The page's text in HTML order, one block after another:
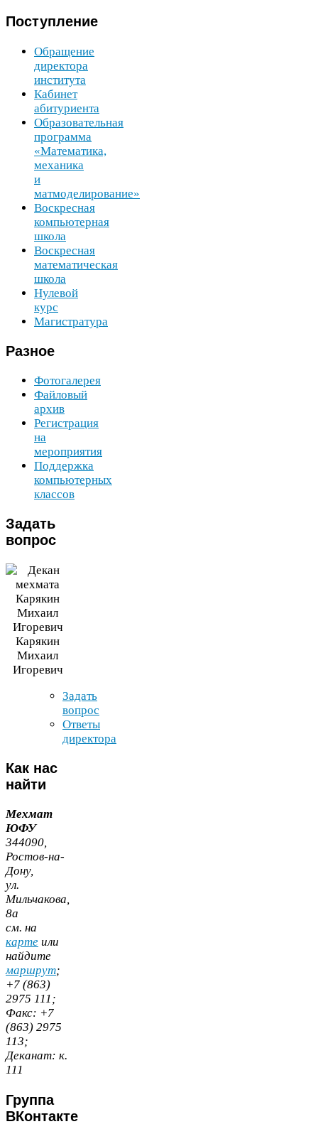
Поступление
Обращение
директора
института
Кабинет
абитуриента
Образовательная
программа
«Математика,
механика
и
матмоделирование»
Воскресная
компьютерная
школа
Воскресная
математическая
школа
Нулевой
курс
Магистратура
Разное
Фотогалерея
Файловый
архив
Регистрация
на
мероприятия
Поддержка
компьютерных
классов
Задать
вопрос
Карякин
Михаил
Игоревич
Задать
вопрос
Ответы
директора
Как нас
найти
Мехмат
ЮФУ
344090,
Ростов-​на-​
Дону,
ул.
Мильчакова,
8а
cм. на
карте или
найдите
маршрут;
+7 (863)
2975 111;
Факс: +7
(863) 2975
113;
Деканат: к.
111
Группа
ВКонтакте